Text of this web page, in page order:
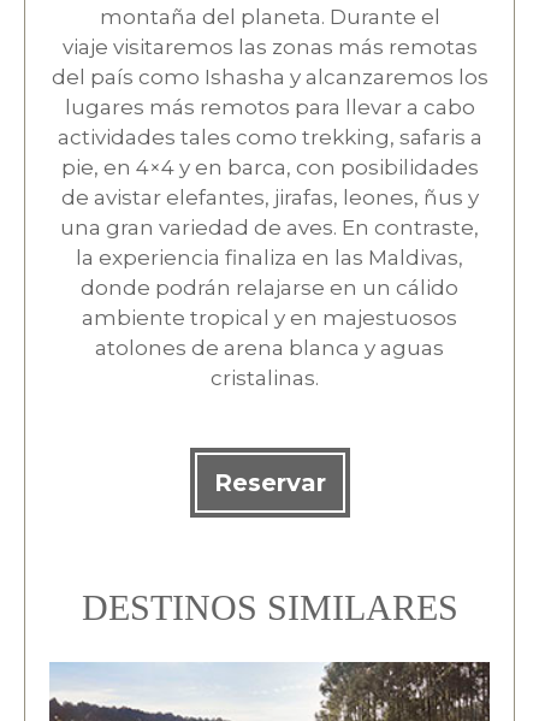
montaña del planeta. Durante el
viaje visitaremos las zonas más remotas
del país como Ishasha y alcanzaremos los
lugares más remotos para llevar a cabo
actividades tales como trekking, safaris a
pie, en 4×4 y en barca, con posibilidades
de avistar elefantes, jirafas, leones, ñus y
una gran variedad de aves. En contraste,
la experiencia finaliza en las Maldivas,
donde podrán relajarse en un cálido
ambiente tropical y en majestuosos
atolones de arena blanca y aguas
cristalinas.
Reservar
DESTINOS SIMILARES